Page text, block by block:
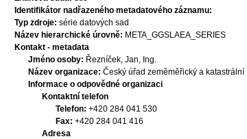
Identifikátor nadřazeného metadatového záznamu:
Typ zdroje: série datových sad
Název hierarchické úrovně: META_GGSLAEA_SERIES
Kontakt - metadata
Jméno osoby: Řezníček, Jan, Ing.
Název organizace: Český úřad zeměměřický a katastrální
Informace o odpovědné organizaci
Kontaktní telefon
Telefon: +420 284 041 530
Fax: +420 284 041 416
Adresa